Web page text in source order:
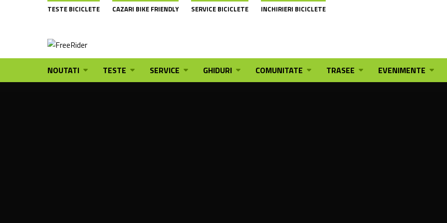
TESTE BICICLETE CAZARI BIKE FRIENDLY SERVICE BICICLETE INCHIRIERI BICICLETE
NOUTATI TESTE SERVICE GHIDURI COMUNITATE TRASEE EVENIMENTE